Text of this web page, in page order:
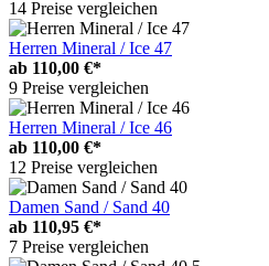
14 Preise vergleichen
Herren Mineral / Ice 47
ab 110,00 €*
9 Preise vergleichen
Herren Mineral / Ice 46
ab 110,00 €*
12 Preise vergleichen
Damen Sand / Sand 40
ab 110,95 €*
7 Preise vergleichen